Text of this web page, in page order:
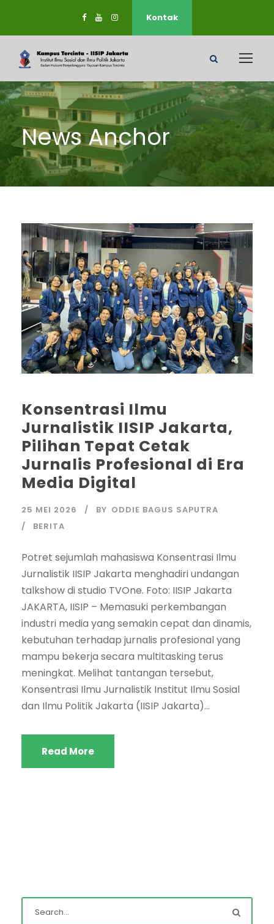
Kontak
News Anchor
Konsentrasi Ilmu
Jurnalistik IISIP Jakarta,
Pilihan Tepat Cetak
Jurnalis Profesional di Era
Media Digital
25 MEI 2026 BY ODDIE BAGUS SAPUTRA
BERITA
Potret sejumlah mahasiswa Konsentrasi Ilmu
Jurnalistik IISIP Jakarta menghadiri undangan
talkshow di studio TVOne. Foto: IISIP Jakarta
JAKARTA, IISIP – Memasuki perkembangan
industri media yang semakin cepat dan dinamis,
kebutuhan terhadap jurnalis profesional yang
mampu bekerja secara multitasking terus
meningkat. Melihat tantangan tersebut,
Konsentrasi Ilmu Jurnalistik Institut Ilmu Sosial
dan Ilmu Politik Jakarta (IISIP Jakarta)...
Read More